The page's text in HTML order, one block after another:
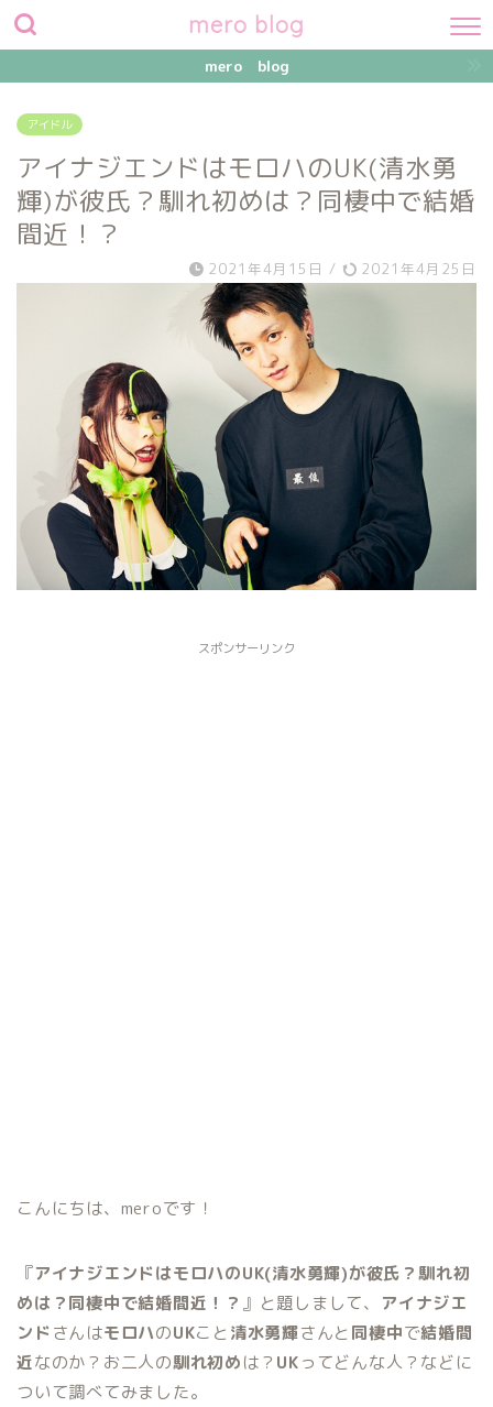
mero blog
mero blog
アイドル
アイナジエンドはモロハのUK(清水勇
輝)が彼氏？馴れ初めは？同棲中で結婚
間近！？
2021年4月15日 / 2021年4月25日
スポンサーリンク
こんにちは、meroです！
『アイナジエンドはモロハのUK(清水勇輝)が彼氏？馴れ初
めは？同棲中で結婚間近！？ 』と題しまして、 アイナジエ
ンド さんはモロハのUKこと 清水勇輝さんと 同棲中で結婚間
近なのか？お二人の馴れ初めは？ UKってどんな人？などに
ついて調べてみました。